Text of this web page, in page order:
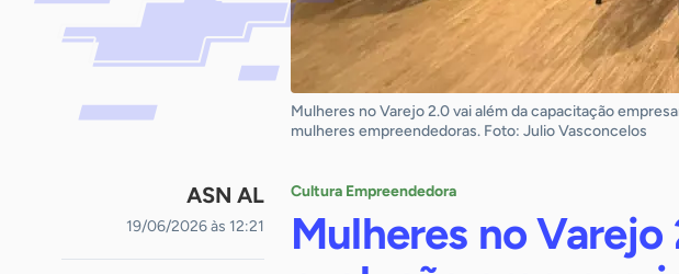
Mulheres no Varejo 2.0 vai além da capacitação
mulheres empreendedoras. Foto: Julio Vasconcelos
ASN AL
19/06/2026 às 12:21
Cultura Empreendedora
Mulheres no